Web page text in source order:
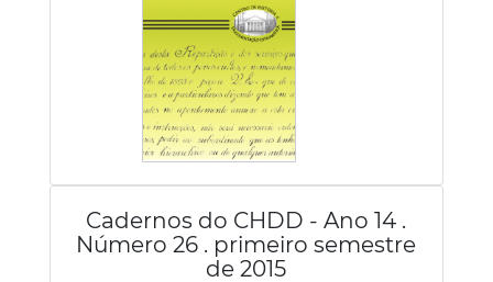
Cadernos do CHDD - Ano 14 .
Número 26 . primeiro semestre
de 2015